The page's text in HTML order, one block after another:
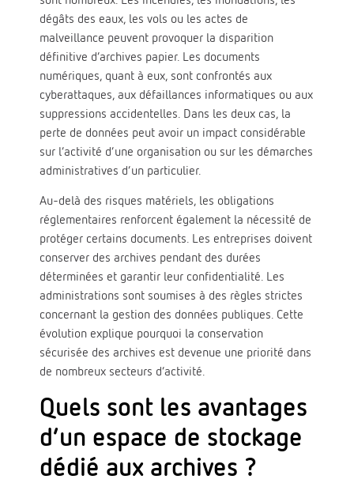
dégâts des eaux, les vols ou les actes de
malveillance peuvent provoquer la disparition
définitive d’archives papier. Les documents
numériques, quant à eux, sont confrontés aux
cyberattaques, aux défaillances informatiques ou aux
suppressions accidentelles. Dans les deux cas, la
perte de données peut avoir un impact considérable
sur l’activité d’une organisation ou sur les démarches
administratives d’un particulier.
Au-delà des risques matériels, les obligations
réglementaires renforcent également la nécessité de
protéger certains documents. Les entreprises doivent
conserver des archives pendant des durées
déterminées et garantir leur confidentialité. Les
administrations sont soumises à des règles strictes
concernant la gestion des données publiques. Cette
évolution explique pourquoi la conservation
sécurisée des archives est devenue une priorité dans
de nombreux secteurs d’activité.
Quels sont les avantages
d’un espace de stockage
dédié aux archives ?